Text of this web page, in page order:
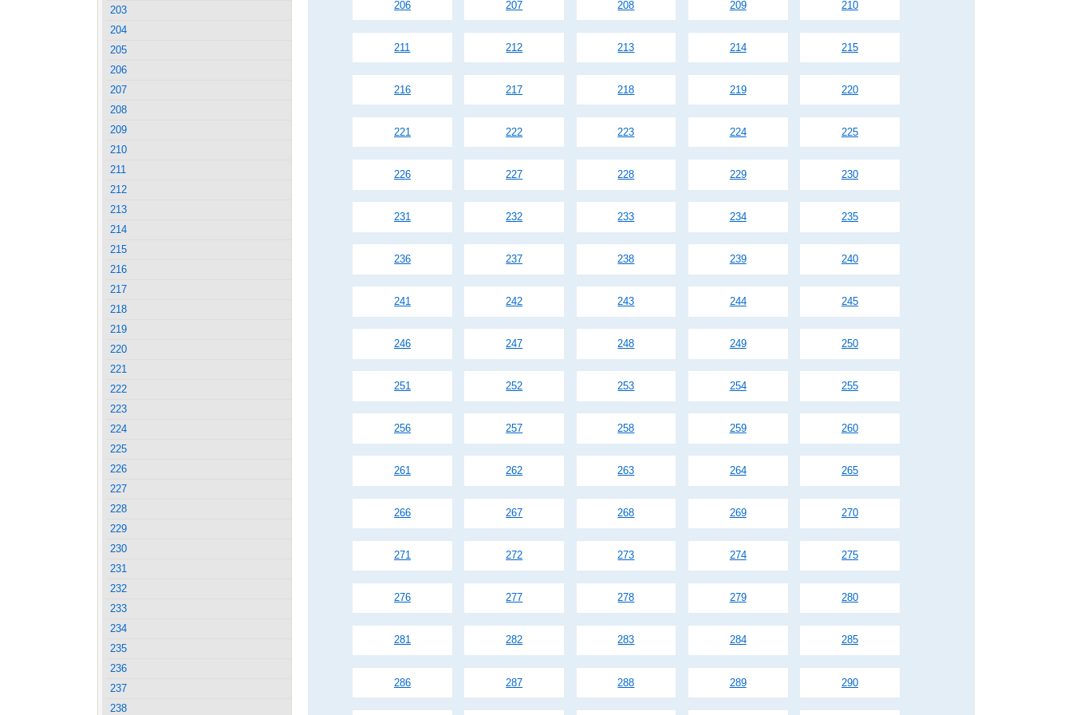
206 207 208 209 210
211 212 213 214 215
216 217 218 219 220
221 222 223 224 225
226 227 228 229 230
231 232 233 234 235
236 237 238 239 240
241 242 243 244 245
246 247 248 249 250
251 252 253 254 255
256 257 258 259 260
261 262 263 264 265
266 267 268 269 270
271 272 273 274 275
276 277 278 279 280
281 282 283 284 285
286 287 288 289 290
203
204
205
206
207
208
209
210
211
212
213
214
215
216
217
218
219
220
221
222
223
224
225
226
227
228
229
230
231
232
233
234
235
236
237
238